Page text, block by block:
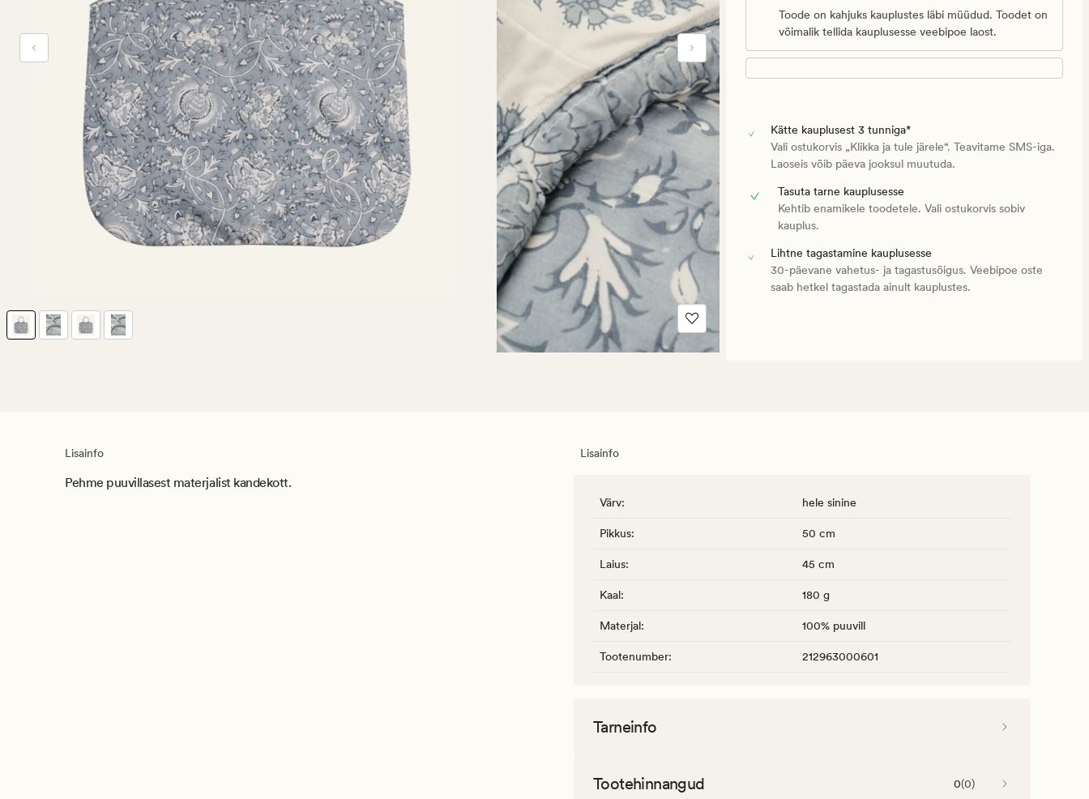
Toode on kahjuks kauplustes läbi müüdud. Toodet on
võimalik tellida kauplusesse veebipoe laost.
Kätte kauplusest 3 tunniga*
Vali ostukorvis „Klikka ja tule järele“. Teavitame SMS-iga.
Laoseis võib päeva jooksul muutuda.
Tasuta tarne kauplusesse
Kehtib enamikele toodetele. Vali ostukorvis sobiv
kauplus.
Lihtne tagastamine kauplusesse
30-päevane vahetus- ja tagastusõigus. Veebipoe oste
saab hetkel tagastada ainult kauplustes.
Lisainfo
Pehme puuvillasest materjalist kandekott.
Lisainfo
Värv: hele sinine
Pikkus: 50 cm
Laius: 45 cm
Kaal: 180 g
Materjal: 100% puuvill
Tootenumber: 212963000601
Tarneinfo
Tootehinnangud 0(0)